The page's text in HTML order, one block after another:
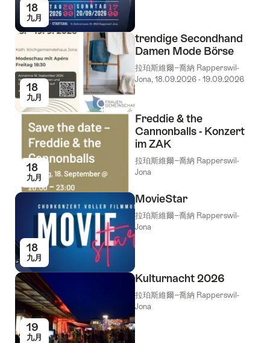
18
九月
18
九月
trendige Secondhand
Damen Mode Börse
拉珀斯維爾−喬納 Rapperswil-
Jona, 18.09.2026 - 19.09.2026
18
九月
Freddie & the
Cannonballs - Konzert
im ZAK
拉珀斯維爾−喬納 Rapperswil-
Jona
18
九月
MovieStar
拉珀斯維爾−喬納 Rapperswil-
Jona
19
九月
Kulturnacht 2026
拉珀斯維爾−喬納 Rapperswil-
Jona